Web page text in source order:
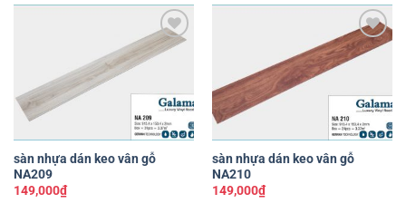
139,000₫.
Yêu
sàn nhựa dán keo vân gỗ
NA209
149,000₫
Yêu
sàn nhựa dán keo vân gỗ
NA210
149,000₫